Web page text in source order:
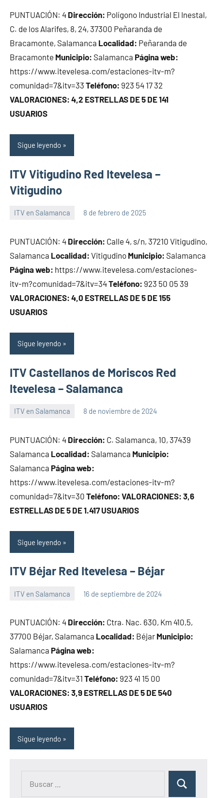
PUNTUACIÓN: 4 Dirección: Polígono Industrial El Inestal,
C. de los Alarifes, 8, 24, 37300 Peñaranda de
Bracamonte, Salamanca Localidad: Peñaranda de
Bracamonte Municipio: Salamanca Página web:
https://www.itevelesa.com/estaciones-itv-m?
comunidad=7&itv=33 Teléfono: 923 54 17 32
VALORACIONES: 4,2 ESTRELLAS DE 5 DE 141
USUARIOS
Sigue leyendo
ITV Vitigudino Red Itevelesa –
Vitigudino
ITV en Salamanca 8 de febrero de 2025
PUNTUACIÓN: 4 Dirección: Calle 4, s/n, 37210 Vitigudino,
Salamanca Localidad: Vitigudino Municipio: Salamanca
Página web: https://www.itevelesa.com/estaciones-
itv-m?comunidad=7&itv=34Teléfono: 923 50 05 39
VALORACIONES: 4,0 ESTRELLAS DE 5 DE 155
USUARIOS
Sigue leyendo
ITV Castellanos de Moriscos Red
Itevelesa – Salamanca
ITV en Salamanca 8 de noviembre de 2024
PUNTUACIÓN: 4 Dirección: C. Salamanca, 10, 37439
Salamanca Localidad: Salamanca Municipio:
Salamanca Página web:
https://www.itevelesa.com/estaciones-itv-m?
comunidad=7&itv=30 Teléfono: VALORACIONES: 3,6
ESTRELLAS DE 5 DE 1.417 USUARIOS
Sigue leyendo
ITV Béjar Red Itevelesa – Béjar
ITV en Salamanca 16 de septiembre de 2024
PUNTUACIÓN: 4 Dirección: Ctra. Nac. 630, Km 410,5,
37700 Béjar, Salamanca Localidad: Béjar Municipio:
Salamanca Página web:
https://www.itevelesa.com/estaciones-itv-m?
comunidad=7&itv=31 Teléfono: 923 41 15 00
VALORACIONES: 3,9 ESTRELLAS DE 5 DE 540
USUARIOS
Sigue leyendo
Buscar